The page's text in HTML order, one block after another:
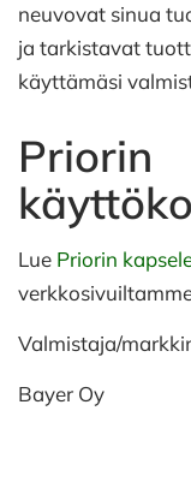
neuvovat sinua
ja tarkistavat
käyttämäsi
Priorin
Lue Priorin
Valmistaja/
Bayer Oy